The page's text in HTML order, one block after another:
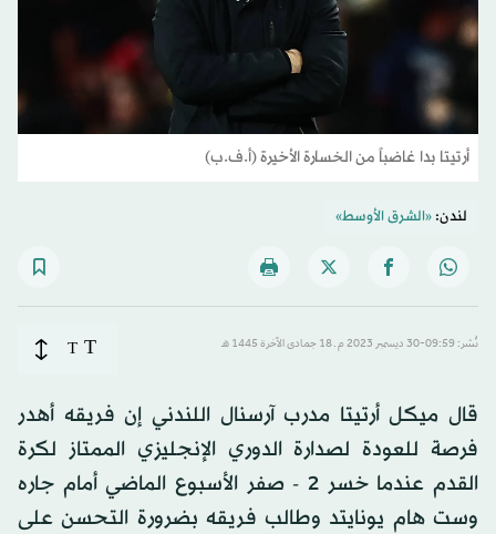
أرتيتا بدا غاضباً من الخسارة الأخيرة (أ.ف.ب)
لندن:«الشرق الأوسط»
نُشر: 09:59-30 ديسمبر 2023 م ـ 18 جمادى الآخرة 1445 هـ T
T
قال ميكل أرتيتا مدرب آرسنال اللندني إن فريقه أهدر
فرصة للعودة لصدارة الدوري الإنجليزي الممتاز لكرة
القدم عندما خسر 2 - صفر الأسبوع الماضي أمام جاره
وست هام يونايتد وطالب فريقه بضرورة التحسن على